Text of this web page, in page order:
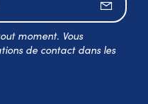
moment. Vous
de contact dans les